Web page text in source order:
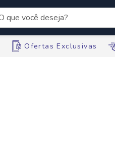
você deseja?
Ofertas Exclusivas
Termos mais buscados
leite